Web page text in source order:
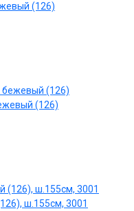
(126)
(126)
ш.155см, 3001